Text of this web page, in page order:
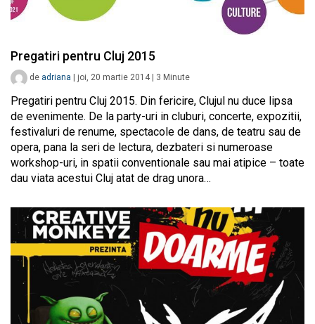
Pregatiri pentru Cluj 2015
de adriana joi, 20 martie 2014 3 Minute
Pregatiri pentru Cluj 2015. Din fericire, Clujul nu duce lipsa
de evenimente. De la party-uri in cluburi, concerte, expozitii,
festivaluri de renume, spectacole de dans, de teatru sau de
opera, pana la seri de lectura, dezbateri si numeroase
workshop-uri, in spatii conventionale sau mai atipice – toate
dau viata acestui Cluj atat de drag unora…